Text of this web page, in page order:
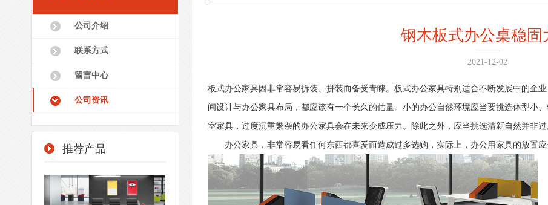
公司介绍
联系方式
留言中心
公司资讯
推荐产品
钢木板式办公桌稳固
2021-12-02
板式办公家具因非常容易拆装、拼装而备受青睐。板式办公家具特别适合不断发展中的企
间设计与办公家具布局，都应该有一个长久的估量。小的办公自然环境应当要挑选体型小
室家具，过度沉重繁杂的办公家具会在未来变成压力。除此之外，应当挑选清新自然并非
办公家具，非常容易看任何东西都喜爱而造成过多选购，实际上，办公用家具的放置